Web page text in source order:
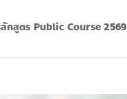
กสูตร Public Course 2569